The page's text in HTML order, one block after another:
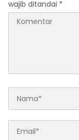
wajib ditandai *